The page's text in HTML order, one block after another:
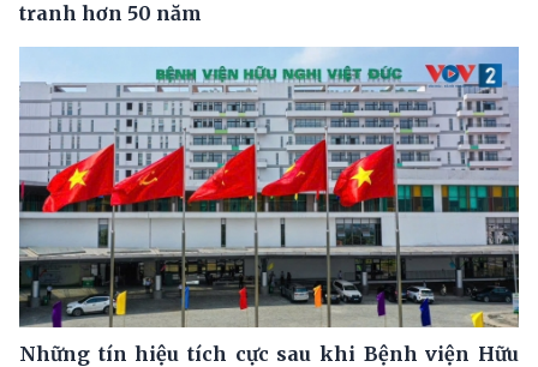
tranh hơn 50 năm
Những tín hiệu tích cực sau khi Bệnh viện Hữu